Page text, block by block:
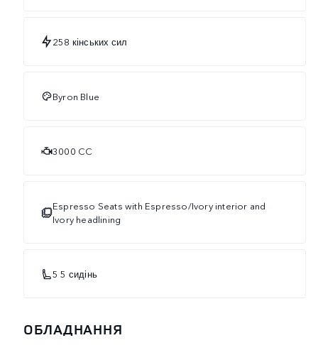
258 кінських сил
Byron Blue
3000 CC
Espresso Seats with Espresso/Ivory interior and
Ivory headlining
5 5 сидінь
ОБЛАДНАННЯ